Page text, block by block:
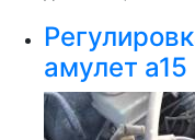
амулет а15